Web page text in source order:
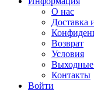
О нас
Доставка
Возврат
Условия
Контакты
Войти